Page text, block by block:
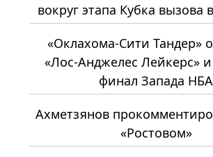
вокруг этапа Кубка вызова
«Оклахома-Сити Тандер»
«Лос-Анджелес Лейкерс»
финал Запада НБА
Ахметзянов
«Ростовом»